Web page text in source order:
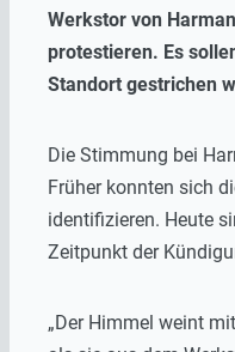
Werkstor von
protestieren. Es
Standort gestrichen
Die Stimmung bei
Früher konnten sich
identifizieren. Heute
Zeitpunkt der
„Der Himmel weint